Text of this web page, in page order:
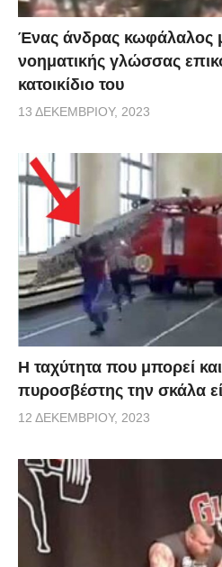
Ένας άνδρας κωφάλαλος
νοηματικής γλώσσας
κατοικίδιο του
13 ΔΕΚΕΜΒΡΊΟΥ, 2023
Η ταχύτητα που μπορεί
πυροσβέστης την σκάλα
12 ΔΕΚΕΜΒΡΊΟΥ, 2023